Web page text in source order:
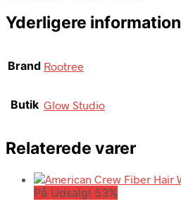
Yderligere information
Brand Rootree
Butik Glow Studio
Relaterede varer
På Udsalg! 53%